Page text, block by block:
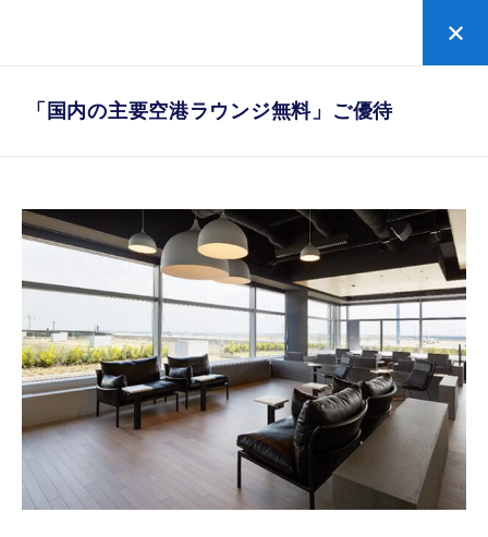
「国内の主要空港ラウンジ無料」ご優待
対象カードと航空券のご提示で、国内主要空港、ダニ
エル・K・イノウエ国際空港（ハワイ）のラウンジが
無料でご利用いただけます。 無料にて、ドリンクのご
提供や、スマホの充電、Wi-Fiなどのサービスをご利
用いただけます。ご搭乗までのひとときを、ゆったり
とお過ごしください。 家族カード(ファミリーカー
ド)・追加カード会員様もご利用いただけます。
一部有料サービスもございます。
「国内の主要空港ラウンジ無料」ご優待